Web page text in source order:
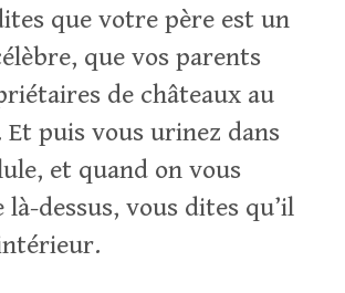
que votre père est un
que vos parents
de châteaux au
puis vous urinez dans
et quand on vous
dessus, vous dites qu’il